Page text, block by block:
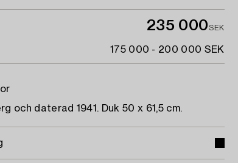
235 000SEK
175 000 - 200 000 SEK
och daterad 1941. Duk 50 x 61,5 cm.